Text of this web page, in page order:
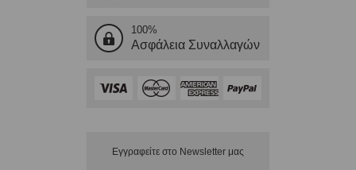
100%
Ασφάλεια Συναλλαγών
Εγγραφείτε στο Νewsletter μας